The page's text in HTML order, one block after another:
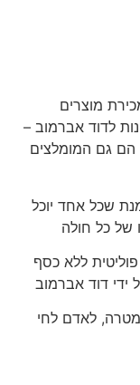
מוצרים
1800 ש"ח (לפנות לדוד אברמוב –
בקניון הם גם המומלצים
שכל אחד יוכל
של כל חולה
ללא כסף
ידי דוד אברמוב
לאדם לחי